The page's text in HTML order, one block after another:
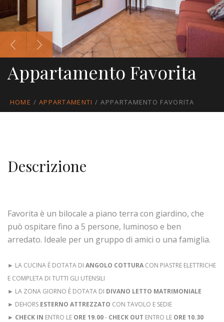
Appartamento Favorita
HOME / APPARTAMENTI / APPARTAMENTO FAVORITA
Descrizione
Favorita è un bilocale a piano terra con giardino, che
può ospitare fino a 5 persone, luminoso e ben
arredato. Ideale per un gruppo di amici o una famiglia.
► LA CUCINA È DOTATA DI ANGOLO COTTURA CON PIASTRE ELETTRICHE
E COMPLETA DI TUTTI GLI UTENSILI
► LA ZONA GIORNO È DOTATA DI DIVANO LETTO MATRIMONIALE
► DEHORS ESTERNO ATTREZZATO CON TAVOLO E SEDIE
► CHECK IN ENTRO LE ORE 19.00- CHECK OUT ENTRO LE ORE 10.30